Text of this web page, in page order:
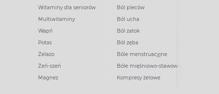
Witaminy dla seniorów
Multiwitaminy
Wapń
Potas
Żelazo
Żeń-szeń
Magnez
Ból pleców
Ból ucha
Ból zatok
Ból zęba
Bóle menstruacyjne
Bóle mięśniowo-stawowe
Kompresy żelowe